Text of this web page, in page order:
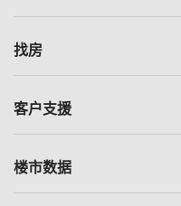
美联集团
人才招募
找房
一手新房
减价
客户支援
自助放盘
楼市数据